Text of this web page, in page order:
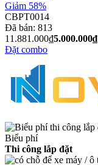
Giảm 58%
CBPT0014
Đã bán: 813
11.881.000₫5.000.000₫
Đặt combo
Biểu phí
Thi công lắp đặt